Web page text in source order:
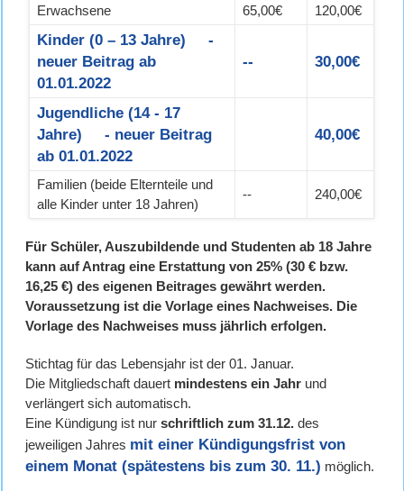
Erwachsene
65,00€ 120,00€
Kinder (0 – 13 Jahre) -
neuer Beitrag ab
01.01.2022
-- 30,00€
Jugendliche (14 - 17
Jahre) - neuer Beitrag
ab 01.01.2022
40,00€
Familien (beide Elternteile und
alle Kinder unter 18 Jahren)
-- 240,00€
Für Schüler, Auszubildende und Studenten ab 18 Jahre
kann auf Antrag eine Erstattung von 25% (30 € bzw.
16,25 €) des eigenen Beitrages gewährt werden.
Voraussetzung ist die Vorlage eines Nachweises. Die
Vorlage des Nachweises muss jährlich erfolgen.
Stichtag für das Lebensjahr ist der 01. Januar.
Die Mitgliedschaft dauert mindestens ein Jahrund
verlängert sich automatisch.
Eine Kündigung ist nur schriftlich zum 31.12.des
jeweiligen Jahres mit einer Kündigungsfrist von
einem Monat(spätestens bis zum 30. 11.) möglich.